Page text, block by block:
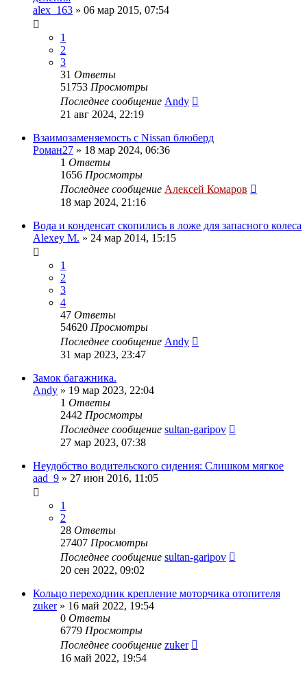
alex_163 » 06 мар 2015, 07:54
1
2
3
31 Ответы
51753 Просмотры
Последнее сообщение Andy
21 авг 2024, 22:19
Взаимозаменяемость с Nissan блюберд
Роман27 » 18 мар 2024, 06:36
1 Ответы
1656 Просмотры
Последнее сообщение Алексей Комаров
18 мар 2024, 21:16
Вода и конденсат скопились в ложе для запасного колеса
Alexey M. » 24 мар 2014, 15:15
1
2
3
4
47 Ответы
54620 Просмотры
Последнее сообщение Andy
31 мар 2023, 23:47
Замок багажника.
Andy » 19 мар 2023, 22:04
1 Ответы
2442 Просмотры
Последнее сообщение sultan-garipov
27 мар 2023, 07:38
Неудобство водительского сидения: Слишком мягкое
aad_9 » 27 июн 2016, 11:05
1
2
28 Ответы
27407 Просмотры
Последнее сообщение sultan-garipov
20 сен 2022, 09:02
Кольцо переходник крепление моторчика отопителя
zuker» 16 май 2022, 19:54
0 Ответы
6779 Просмотры
Последнее сообщение zuker
16 май 2022, 19:54